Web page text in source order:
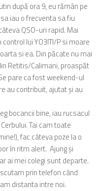
după ora 9, eu rămân pe
iau o frecventa sa fiu
QSO-uri rapid. Mai
lui YO3ITI/P si moare
si ea. Din păcate nu mai
Retitis/Calimani, proaspăt
pare ca fost weekend-ul
au contribuit, ajutat și au
bocancii bine, iau rucsacul
Tai cam toate
fac câteva poze la o
în ritm alert. Ajung și
ai mei colegi sunt departe.
prin telefon când
distanta intre noi.